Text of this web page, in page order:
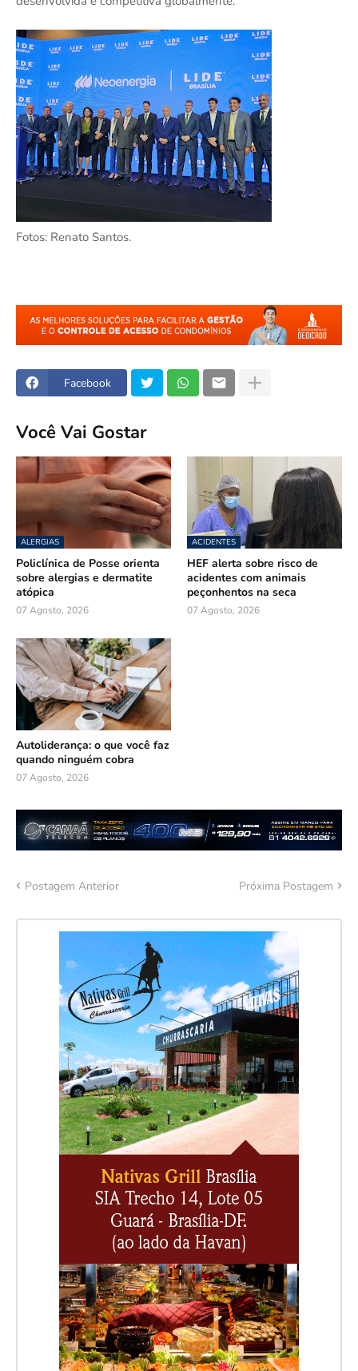
Fotos: Renato Santos.
Facebook
Você Vai Gostar
ALERGIAS
Policlínica de Posse orienta
sobre alergias e dermatite
atópica
07 Agosto, 2026
ACIDENTES
HEF alerta sobre risco de
acidentes com animais
peçonhentos na seca
07 Agosto, 2026
Autoliderança: o que você faz
quando ninguém cobra
07 Agosto, 2026
Postagem Anterior Próxima Postagem